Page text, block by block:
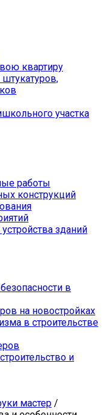
квартиру
участка
работы
конструкций
зданий
в
на новостройках
в строительстве
и
мастер /